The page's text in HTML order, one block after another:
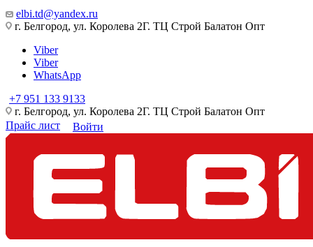
elbi.td@yandex.ru
г. Белгород, ул. Королева 2Г. ТЦ Строй Балатон Опт
Viber
Viber
WhatsApp
+7 951 133 9133
г. Белгород, ул. Королева 2Г. ТЦ Строй Балатон Опт
Прайс лист
Войти